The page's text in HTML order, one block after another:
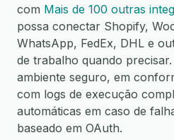
com Mais de 100 outras
possa conectar Shopify,
WhatsApp, FedEx, DHL e
de trabalho quando
ambiente seguro, em
com logs de execução
automáticas em caso de
baseado em OAuth.